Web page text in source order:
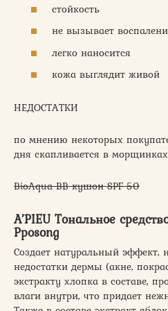
стойкость
не вызывает
легко наносится
кожа выглядит живой
НЕДОСТАТКИ
по мнению некоторых
дня скапливается в морщинках
BioAqua BB кушон SPF 50
A’PIEU Тональное
Pposong
Создает натуральный эффект,
недостатки дермы (акне,
экстракту хлопка в составе,
влаги внутри, что придает